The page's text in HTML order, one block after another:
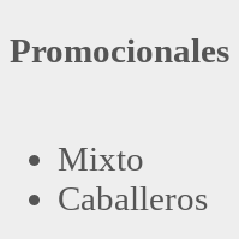
Mixto
Caballeros